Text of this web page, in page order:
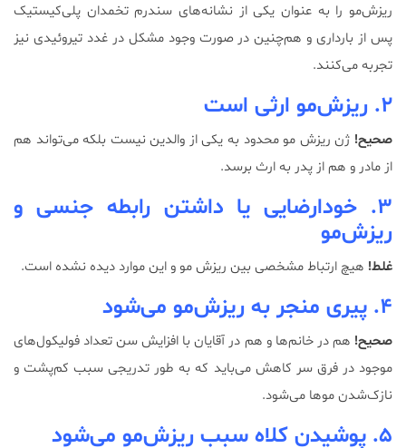
ریزش‌مو را به عنوان یکی از نشانه‌های سندرم تخمدان پلی‌کیستیک
پس از بارداری و هم‌چنین در صورت وجود مشکل در غدد تیروئیدی نیز
تجربه می‌کنند.
۲. ریزش‌مو ارثی است
صحیح! ژن ریزش مو محدود به یکی از والدین نیست بلکه می‌تواند هم
از مادر و هم از پدر به ارث برسد.
۳. خودارضایی یا داشتن رابطه جنسی و
ریزش‌مو
غلط! هیچ ارتباط مشخصی بین ریزش مو و این موارد دیده نشده‌ است.
۴. پیری منجر به ریزش‌مو می‌شود
صحیح! هم در خانم‌ها و هم در آقایان با افزایش سن تعداد فولیکول‌های
موجود در فرق سر کاهش می‌باید که به طور تدریجی سبب کم‌پشت و
نازک‌شدن موها می‌شود.
۵. پوشیدن کلاه سبب ریزش‌مو می‌شود